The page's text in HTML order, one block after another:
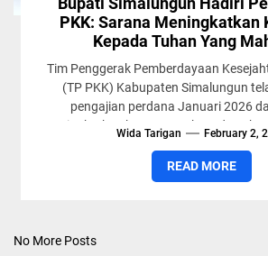
PKK: Sarana Meningkatkan
Kepada Tuhan Yang
Tim Penggerak Pemberdayaan
(TP PKK) Kabupaten Simalungun
pengajian perdana Januari 2026
meningkatkan ketaqwaan kepada
Wida Tarigan February 2,
READ MORE
No More Posts